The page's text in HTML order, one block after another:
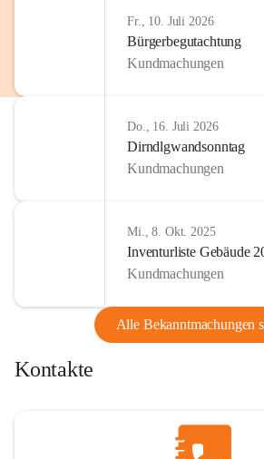
Fr., 10. Juli 2026
Bürgerbegutachtung
Kundmachungen
Do., 16. Juli 2026
Dirndlgwandsonntag
Kundmachungen
Mi., 8. Okt. 2025
Inventurliste Gebäude
Kundmachungen
Alle Bekanntmachungen
Kontakte